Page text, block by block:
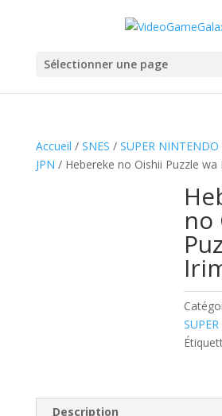
Sélectionner une page
Accueil / SNES / SUPER NINTENDO
JPN / Hebereke no Oishii Puzzle wa
no
Description